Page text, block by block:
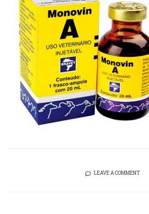
LEAVE A COMMENT